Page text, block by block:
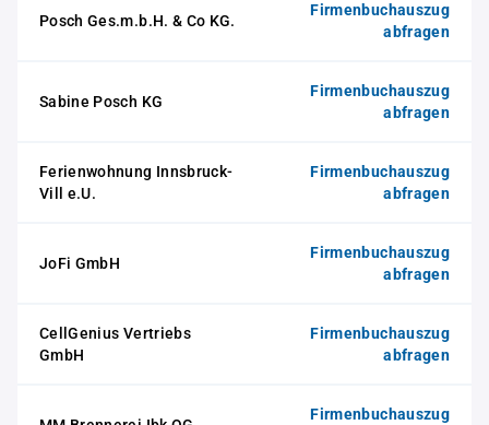
Posch Ges.m.b.H. & Co KG.
Firmenbuchauszug
abfragen
Sabine Posch KG
Firmenbuchauszug
abfragen
Ferienwohnung Innsbruck-
Vill e.U.
Firmenbuchauszug
abfragen
JoFi GmbH
Firmenbuchauszug
abfragen
CellGenius Vertriebs
GmbH
Firmenbuchauszug
abfragen
Firmenbuchauszug